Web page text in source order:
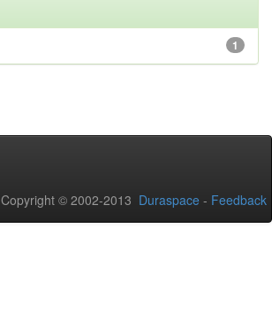
1
Copyright © 2002-2013 Duraspace - Feedback